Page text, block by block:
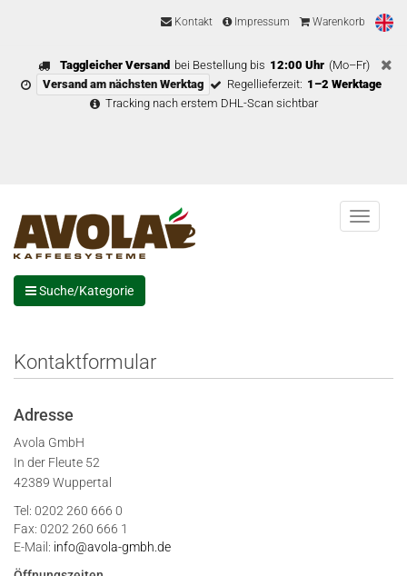
Kontakt Impressum Warenkorb
Taggleicher Versand bei Bestellung bis 12:00 Uhr (Mo–Fr)
Versand am nächsten Werktag
Regellieferzeit: 1–2 Werktage
Tracking nach erstem DHL-Scan sichtbar
Menu
Suche/Kategorie
Kontaktformular
Adresse
Avola GmbH
In der Fleute 52
42389 Wuppertal
Tel: 0202 260 666 0
Fax: 0202 260 666 1
E-Mail: info@avola-gmbh.de